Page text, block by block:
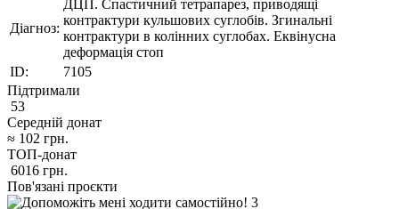
Діагноз:
ДЦП. Cпастичний тетрапарез, приводящі
контрактури кульшових суглобів. Згинальні
контрактури в колінних суглобах. Еквінусна
деформація стоп
ID:
7105
Підтримали
53
Середній донат
≈ 102 грн.
ТОП-донат
6016 грн.
Пов'язані проєкти